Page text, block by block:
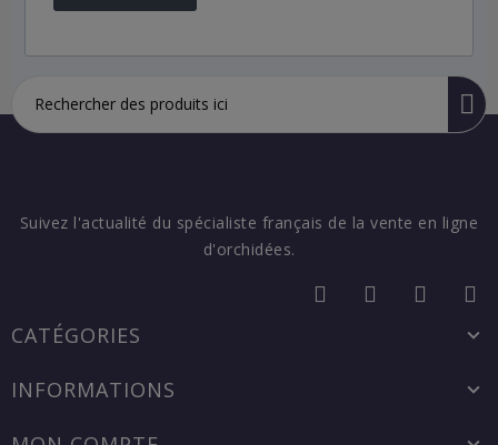
Suivez l'actualité du spécialiste français de la vente en ligne
d'orchidées.
CATÉGORIES
INFORMATIONS